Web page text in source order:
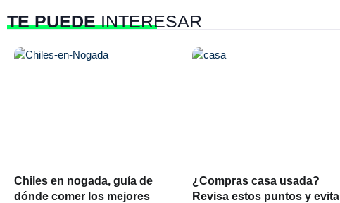
TE PUEDEINTERESAR
Chiles en nogada, guía de
dónde comer los mejores
¿Compras casa usada?
Revisa estos puntos y evita